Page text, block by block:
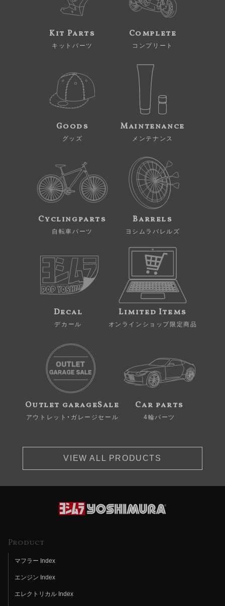
Kit Parts
キットパーツ
Complete
コンプリート
Goods
グッズ
Maintenance
メンテナンス
Cyclingparts
自転車パーツ
Barrels
ヨシムラバレルズ
Decal
デカール
Limited Items
オンラインショップ限定商品
Outlet garageSale
アウトレット・ガレージセール
Car parts
4輪パーツ
VIEW ALL PRODUCTS
Product
マフラー Index
エンジン Index
エレクトリカル Index